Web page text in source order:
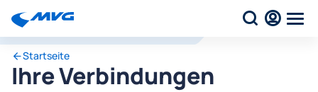
Startseite
Ihre Verbindungen